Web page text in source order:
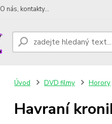
O nás, kontakty...
Úvod DVD filmy Horory
Havraní